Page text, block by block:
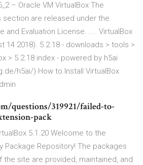
– Oracle VM VirtualBox The
section are released under the
and Evaluation License. .... VirtualBox
14 2018). 5.2.18 - downloads > tools >
> 5.2.18 index - powered by h5ai
h5ai/) How to Install VirtualBox
questions/319921/failed-to-
pack
5.1.20 Welcome to the
Package Repository! The packages
site are provided, maintained, and